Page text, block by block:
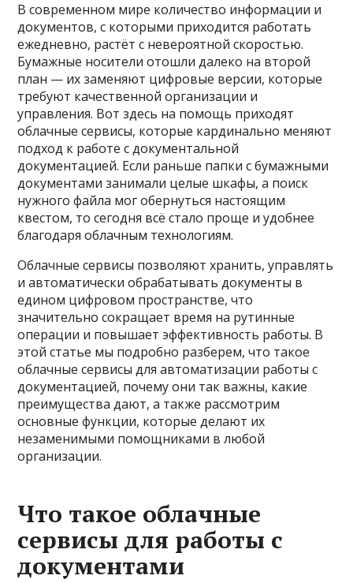
В современном мире количество информации и
документов, с которыми приходится работать
ежедневно, растёт с невероятной скоростью.
Бумажные носители отошли далеко на второй
план — их заменяют цифровые версии, которые
требуют качественной организации и
управления. Вот здесь на помощь приходят
облачные сервисы, которые кардинально меняют
подход к работе с документальной
документацией. Если раньше папки с бумажными
документами занимали целые шкафы, а поиск
нужного файла мог обернуться настоящим
квестом, то сегодня всё стало проще и удобнее
благодаря облачным технологиям.
Облачные сервисы позволяют хранить, управлять
и автоматически обрабатывать документы в
едином цифровом пространстве, что
значительно сокращает время на рутинные
операции и повышает эффективность работы. В
этой статье мы подробно разберем, что такое
облачные сервисы для автоматизации работы с
документацией, почему они так важны, какие
преимущества дают, а также рассмотрим
основные функции, которые делают их
незаменимыми помощниками в любой
организации.
Что такое облачные
сервисы для работы с
документами